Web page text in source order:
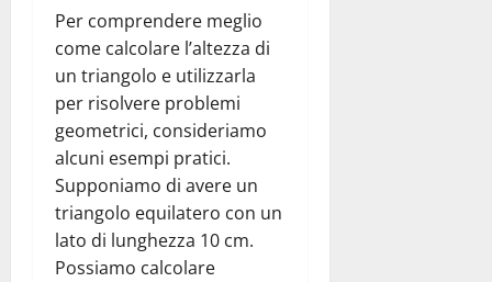
Per comprendere meglio
come calcolare l’altezza di
un triangolo e utilizzarla
per risolvere problemi
geometrici, consideriamo
alcuni esempi pratici.
Supponiamo di avere un
triangolo equilatero con un
lato di lunghezza 10 cm.
Possiamo calcolare